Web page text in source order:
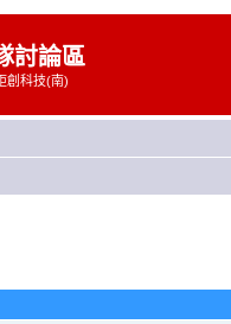
討論區
創科技(南)